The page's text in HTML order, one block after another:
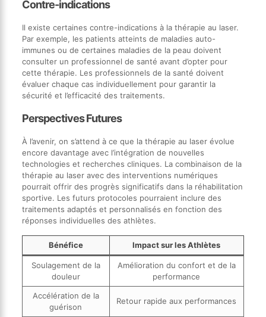
Contre-indications
Il existe certaines contre-indications à la thérapie au laser.
Par exemple, les patients atteints de maladies auto-
immunes ou de certaines maladies de la peau doivent
consulter un professionnel de santé avant d’opter pour
cette thérapie. Les professionnels de la santé doivent
évaluer chaque cas individuellement pour garantir la
sécurité et l’efficacité des traitements.
Perspectives Futures
À l’avenir, on s’attend à ce que la thérapie au laser évolue
encore davantage avec l’intégration de nouvelles
technologies et recherches cliniques. La combinaison de la
thérapie au laser avec des interventions numériques
pourrait offrir des progrès significatifs dans la réhabilitation
sportive. Les futurs protocoles pourraient inclure des
traitements adaptés et personnalisés en fonction des
réponses individuelles des athlètes.
Bénéfice Impact sur les Athlètes
Soulagement de la
douleur
Amélioration du confort et de la
performance
Accélération de la
guérison
Retour rapide aux performances